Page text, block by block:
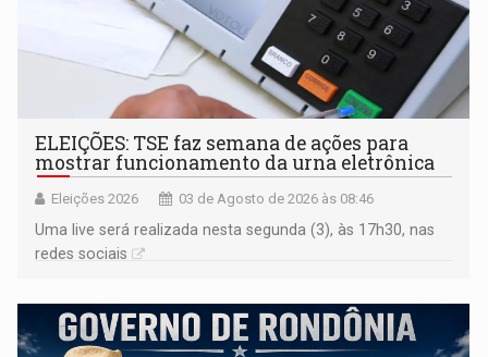
ELEIÇÕES: TSE faz semana de ações para
mostrar funcionamento da urna eletrônica
Eleições 2026 03 de Agosto de 2026 às 08:46
Uma live será realizada nesta segunda (3), às 17h30, nas
redes sociais